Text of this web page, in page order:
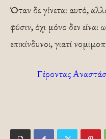
Όταν δε γίνεται αυτό,
φύσιν, όχι μόνο δεν είναι
επικίνδυνοι, γιατί
Γέροντας